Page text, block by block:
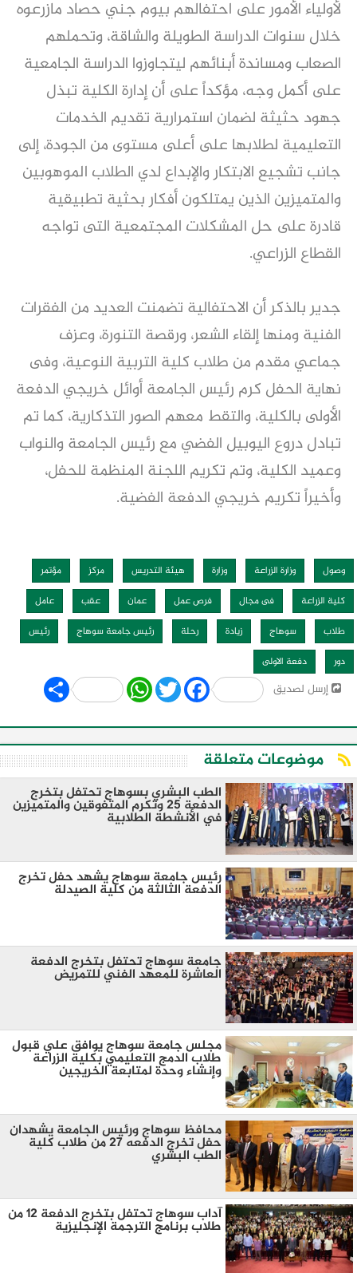
لأولياء الأمور على احتفالهم بيوم جني حصاد مازرعوه
خلال سنوات الدراسة الطويلة والشاقة، وتحملهم
الصعاب ومساندة أبنائهم ليتجاوزوا الدراسة الجامعية
على أكمل وجه، مؤكداً على أن إدارة الكلية تبذل
جهود حثيثة لضمان استمرارية تقديم الخدمات
التعليمية لطلابها على أعلى مستوى من الجودة، إلى
جانب تشجيع الابتكار والإبداع لدي الطلاب الموهوبين
والمتميزين الذين يمتلكون أفكار بحثية تطبيقية
قادرة على حل المشكلات المجتمعية التى تواجه
القطاع الزراعي.
جدير بالذكر أن الاحتفالية تضمنت العديد من الفقرات
الفنية ومنها إلقاء الشعر، ورقصة التنورة، وعزف
جماعي مقدم من طلاب كلية التربية النوعية، وفى
نهاية الحفل كرم رئيس الجامعة أوائل خريجي الدفعة
الأولى بالكلية، والتقط معهم الصور التذكارية، كما تم
تبادل دروع اليوبيل الفضي مع رئيس الجامعة والنواب
وعميد الكلية، وتم تكريم اللجنة المنظمة للحفل،
وأخيراً تكريم خريجي الدفعة الفضية.
وصول وزارة الزراعة وزارة هيئة التدريس مركز
مؤتمر
كلية الزراعة
فى مجال فرص عمل عمان عقب
عامل
طلاب
سوهاج زيادة رحلة رئيس جامعة سوهاج
رئيس
دور
دفعة الاولى
إرسل لصديق Share WhatsApp
Twitter Facebook
موضوعات متعلقة
الطب البشري بسوهاج تحتفل بتخرج
الدفعة 25 وتكرم المتفوقين والمتميزين
في الأنشطة الطلابية
رئيس جامعة سوهاج يشهد حفل تخرج
الدفعة الثالثة من كلية الصيدلة
جامعة سوهاج تحتفل بتخرج الدفعة
العاشرة للمعهد الفني للتمريض
مجلس جامعة سوهاج يوافق علي قبول
طلاب الدمج التعليمي بكلية الزراعة
وإنشاء وحدة لمتابعة الخريجين
محافظ سوهاج ورئيس الجامعة يشهدان
حفل تخرج الدفعه 27 من طلاب كلية
الطب البشري
آداب سوهاج تحتفل بتخرج الدفعة ١٢ من
طلاب برنامج الترجمة الإنجليزية